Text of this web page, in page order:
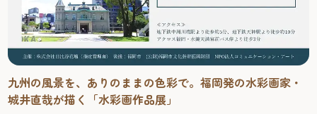
九州の風景を、ありのままの色彩で。福岡発の水彩画家・
城井直哉が描く「水彩画作品展」